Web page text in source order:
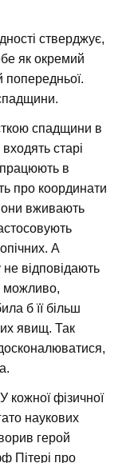
стверджує,
як окремий
попередньої.
спадщини в
старі
працюють в
про координати
вживають
А
не відповідають
можливо,
б її більш
явищ. Так
кожної фізичної
наукових
герой
Пітері про